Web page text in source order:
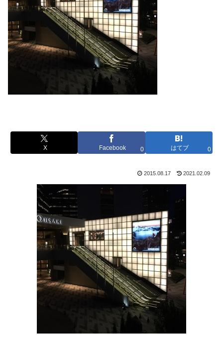
X Facebook 0 はてブ 0
2015.08.17 2021.02.09